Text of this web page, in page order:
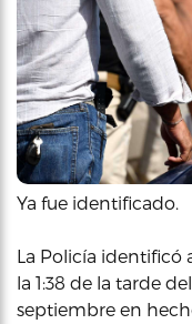
Ya fue identificado.
La Policía identificó
la 1:38 de la tarde
septiembre en